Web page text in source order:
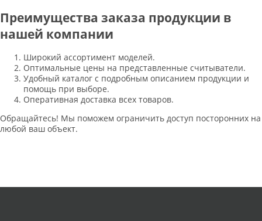
Преимущества заказа продукции в
нашей компании
Широкий ассортимент моделей.
Оптимальные цены на представленные считыватели.
Удобный каталог с подробным описанием продукции и
помощь при выборе.
Оперативная доставка всех товаров.
Обращайтесь! Мы поможем ограничить доступ посторонних на
любой ваш объект.